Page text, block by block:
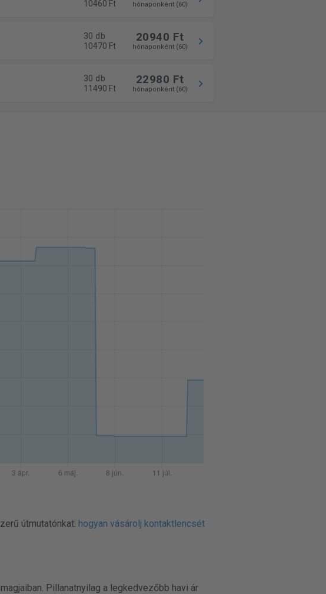
10460 Ft
hónaponként (60)
30 db
10470 Ft
20940 Ft
hónaponként (60)
30 db
11490 Ft
22980 Ft
hónaponként (60)
útmutatónkat: hogyan vásárolj kontaktlencsét
Pillanatnyilag a legkedvezőbb havi ár